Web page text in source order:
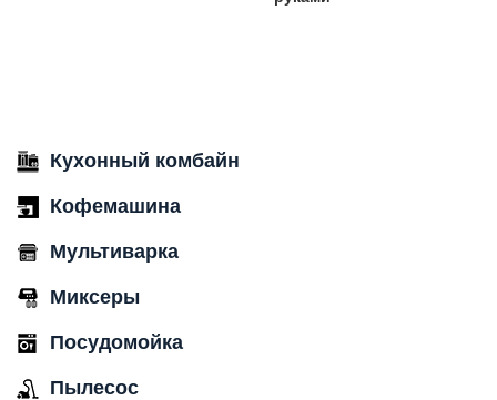
Кухонный комбайн
Кофемашина
Мультиварка
Миксеры
Посудомойка
Пылесос